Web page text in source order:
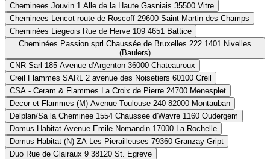
Cheminees Jouvin
1 Alle de la Haute Gasniais 35500 Vitre
Cheminees Lencot
route de Roscoff 29600 Saint Martin des Champs
Cheminées Liegeois
Rue de Herve 109 4651 Battice
Cheminées Passion sprl Chaussée de Bruxelles 222 1401 Nivelles
(Baulers)
CNR Sarl
185 Avenue d'Argenton 36000 Chateauroux
Creil Flammes SARL
2 avenue des Noisetiers 60100 Creil
CSA - Ceram & Flammes
La Croix de Pierre 24700 Menesplet
Decor et Flammes (M)
Avenue Toulouse 240 82000 Montauban
Delplan/Sa la Cheminee
1554 Chaussee d'Wavre 1160 Oudergem
Domus Habitat
Avenue Emile Nomandin 17000 La Rochelle
Domus Habitat (N)
ZA Les Pierailleuses 79360 Granzay Gript
Duo
Rue de Glairaux 9 38120 St. Egreve